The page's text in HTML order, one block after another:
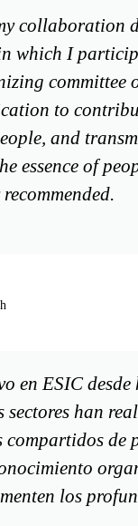
which I
committee
to
and
essence of
ESIC desde
sectores han
compartidos
los